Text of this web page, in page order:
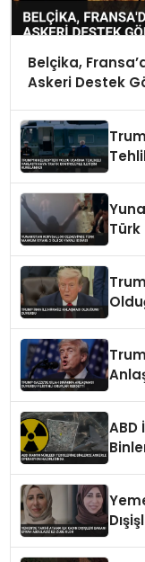
Belçika,
Askeri Destek
Türk
ABD